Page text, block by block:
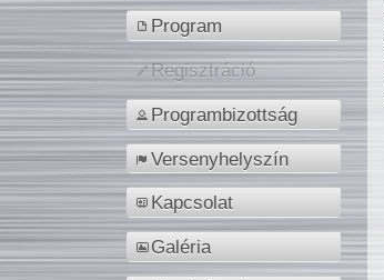
Program
Regisztráció
Programbizottság
Versenyhelyszín
Kapcsolat
Galéria